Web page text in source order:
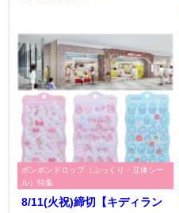
ボンボンドロップ（ぷっくり・立体シー
ル）特集
8/11(火祝)締切【キディラン